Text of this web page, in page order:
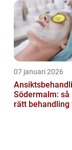
07 januari 2026
Södermalm: så
rätt behandling